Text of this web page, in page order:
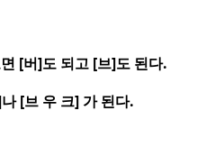
[버]도 되고 [브]도 된다.
나[브 우 크] 가 된다.